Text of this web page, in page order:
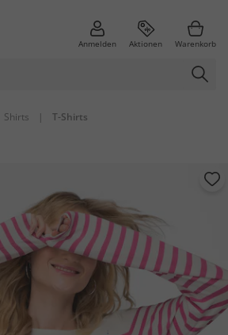
Anmelden Aktionen Warenkorb
Shirts | T-Shirts